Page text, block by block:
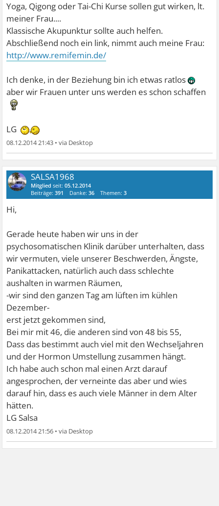
Yoga, Qigong oder Tai-Chi Kurse sollen gut wirken, lt.
meiner Frau....
Klassische Akupunktur sollte auch helfen.
Abschließend noch ein link, nimmt auch meine Frau:
http://www.remifemin.de/
Ich denke, in der Beziehung bin ich etwas ratlos
aber wir Frauen unter uns werden es schon schaffen
LG
08.12.2014 21:43 •
SALSA1968
Mitglied seit:05.12.2014
Beiträge:391 Danke:36 Themen:3
Hi,
Gerade heute haben wir uns in der
psychosomatischen Klinik darüber unterhalten, dass
wir vermuten, viele unserer Beschwerden, Ängste,
Panikattacken, natürlich auch dass schlechte
aushalten in warmen Räumen,
-wir sind den ganzen Tag am lüften im kühlen
Dezember-
erst jetzt gekommen sind,
Bei mir mit 46, die anderen sind von 48 bis 55,
Dass das bestimmt auch viel mit den Wechseljahren
und der Hormon Umstellung zusammen hängt.
Ich habe auch schon mal einen Arzt darauf
angesprochen, der verneinte das aber und wies
darauf hin, dass es auch viele Männer in dem Alter
hätten.
LG Salsa
08.12.2014 21:56 •